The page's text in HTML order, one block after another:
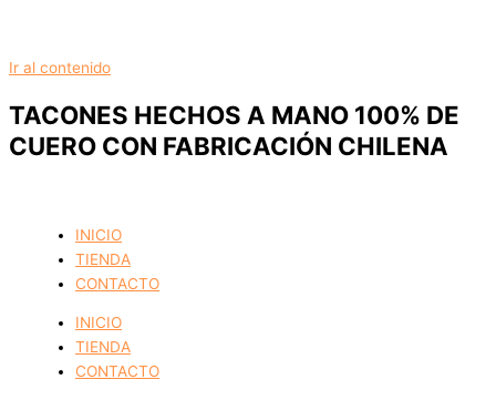
Ir al contenido
TACONES HECHOS A MANO 100% DE
CUERO CON FABRICACIÓN CHILENA
INICIO
TIENDA
CONTACTO
INICIO
TIENDA
CONTACTO